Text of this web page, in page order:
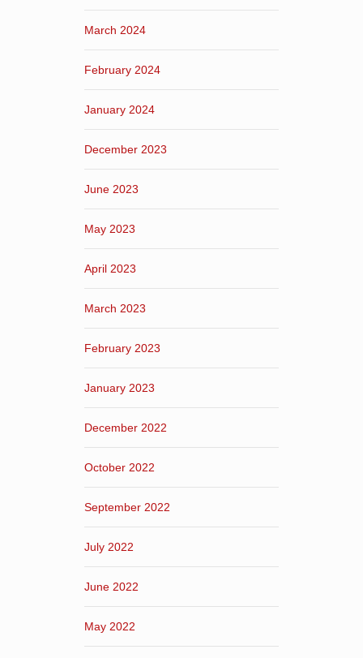
March 2024
February 2024
January 2024
December 2023
June 2023
May 2023
April 2023
March 2023
February 2023
January 2023
December 2022
October 2022
September 2022
July 2022
June 2022
May 2022